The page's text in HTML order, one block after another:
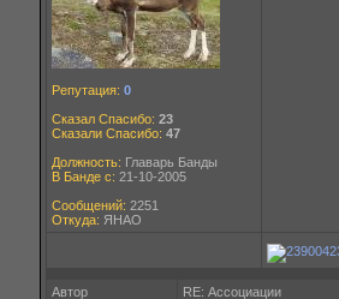
Репутация: 0
Сказал Спасибо: 23
Сказали Спасибо: 47
Должность: Главарь Банды
В Банде с: 21-10-2005
Сообщений: 2251
Откуда: ЯНАО
Автор
RE: Ассоциации